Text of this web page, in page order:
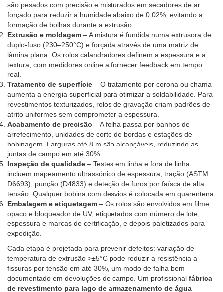
são pesados com precisão e misturados em secadores de ar
forçado para reduzir a humidade abaixo de 0,02%, evitando a
formação de bolhas durante a extrusão.
Extrusão e moldagem – A mistura é fundida numa extrusora de
duplo-fuso (230–250°C) e forçada através de uma matriz de
lâmina plana. Os rolos calandradores definem a espessura e a
textura, com medidores online a fornecer feedback em tempo
real.
Tratamento de superfície – O tratamento por corona ou chama
aumenta a energia superficial para otimizar a soldabilidade. Para
revestimentos texturizados, rolos de gravação criam padrões de
atrito uniformes sem comprometer a espessura.
Acabamento de precisão – A folha passa por banhos de
arrefecimento, unidades de corte de bordas e estações de
bobinagem. Larguras até 8 m são alcançáveis, reduzindo as
juntas de campo em até 30%.
Inspeção de qualidade – Testes em linha e fora de linha
incluem mapeamento ultrassónico de espessura, tração (ASTM
D6693), punção (D4833) e deteção de furos por faísca de alta
tensão. Qualquer bobina com desvios é colocada em quarentena.
Embalagem e etiquetagem – Os rolos são envolvidos em filme
opaco e bloqueador de UV, etiquetados com número de lote,
espessura e marcas de certificação, e depois paletizados para
expedição.
Cada etapa é projetada para prevenir defeitos: variação de
temperatura de extrusão >±5°C pode reduzir a resistência a
fissuras por tensão em até 30%, um modo de falha bem
documentado em devoluções de campo. Um profissional fábrica
de revestimento para lago de armazenamento de água